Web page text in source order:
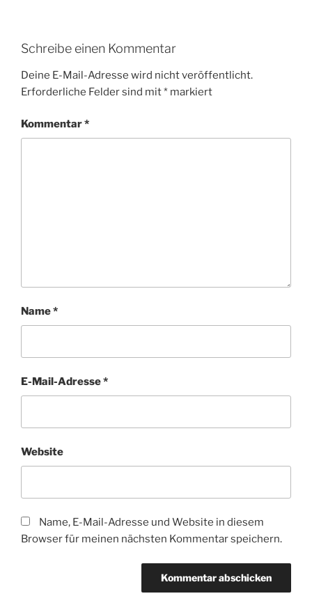
Schreibe einen Kommentar
Deine E-Mail-Adresse wird nicht veröffentlicht.
Erforderliche Felder sind mit* markiert
Kommentar*
Name*
E-Mail-Adresse*
Website
Name, E-Mail-Adresse und Website in diesem
Browser für meinen nächsten Kommentar speichern.